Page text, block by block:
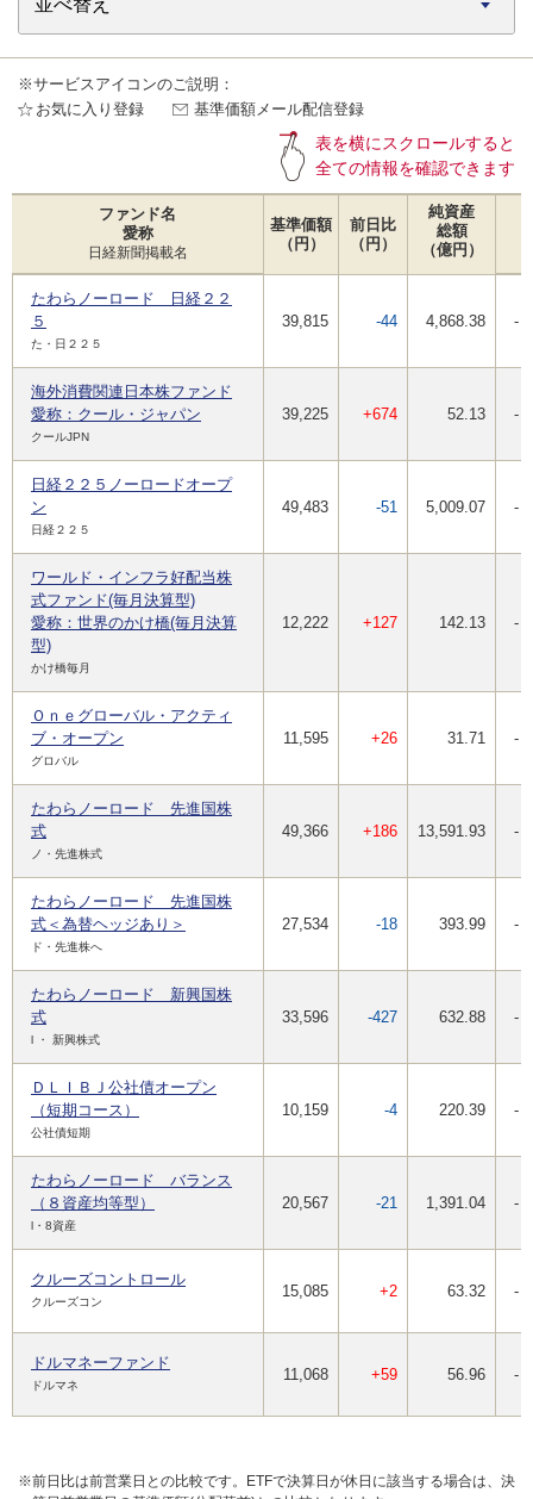
※サービスアイコンのご説明：
お気に入り登録
基準価額メール配信登録
表を横にスクロールすると
全ての情報を確認できます
ファンド名
愛称
日経新聞掲載名
基準価額
（円）
前日比
（円）
純資産
総額
（億円）
たわらノーロード 日経２２
５
た・日２２５
39,815 -44 4,868.38 -
海外消費関連日本株ファンド
愛称：クール・ジャパン
クールJPN
39,225 +674 52.13 -
日経２２５ノーロードオープ
ン
日経２２５
49,483 -51 5,009.07 -
ワールド・インフラ好配当株
式ファンド(毎月決算型)
愛称：世界のかけ橋(毎月決算
型)
かけ橋毎月
12,222 +127 142.13 -
Ｏｎｅグローバル・アクティ
ブ・オープン
グロバル
11,595 +26 31.71 -
たわらノーロード 先進国株
式
ノ・先進株式
49,366 +186 13,591.93 -
たわらノーロード 先進国株
式＜為替ヘッジあり＞
ド・先進株へ
27,534 -18 393.99 -
たわらノーロード 新興国株
式
l ・ 新興株式
33,596 -427 632.88 -
ＤＬＩＢＪ公社債オープン
（短期コース）
公社債短期
10,159 -4 220.39 -
たわらノーロード バランス
（８資産均等型）
l・8資産
20,567 -21 1,391.04 -
クルーズコントロール
クルーズコン
15,085 +2 63.32 -
ドルマネーファンド
ドルマネ
11,068 +59 56.96 -
※前日比は前営業日との比較です。ETFで決算日が休日に該当する場合は、決